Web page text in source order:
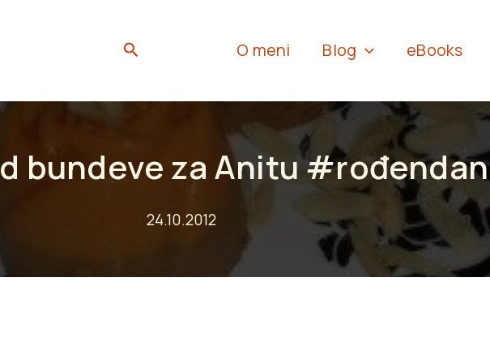
Search O meni Blog eBooks
bundeve za Anitu #rođendan
24.10.2012